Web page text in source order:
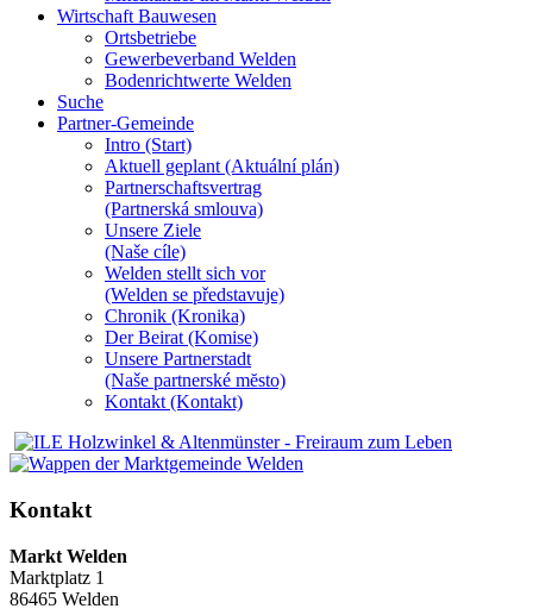
Wirtschaft Bauwesen
Ortsbetriebe
Gewerbeverband Welden
Bodenrichtwerte Welden
Suche
Partner-Gemeinde
Intro (Start)
Aktuell geplant (Aktuální plán)
Partnerschaftsvertrag
(Partnerská smlouva)
Unsere Ziele
(Naše cíle)
Welden stellt sich vor
(Welden se představuje)
Chronik (Kronika)
Der Beirat (Komise)
Unsere Partnerstadt
(Naše partnerské mĕsto)
Kontakt (Kontakt)
Kontakt
Markt Welden
Marktplatz 1
86465 Welden